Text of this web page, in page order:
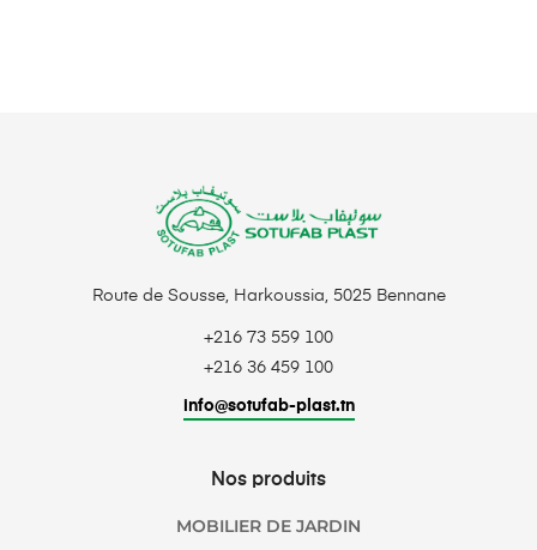
Route de Sousse, Harkoussia, 5025 Bennane
+216 73 559 100
+216 36 459 100
info@sotufab-plast.tn
Nos produits
MOBILIER DE JARDIN